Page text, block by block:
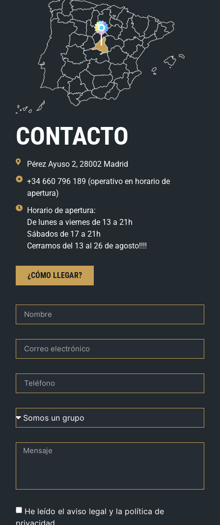
CONTACTO
Pérez Ayuso 2, 28002 Madrid
+34 660 796 189 (operativo en horario de
apertura)
Horario de apertura:
De lunes a viernes de 13 a 21h
Sábados de 17 a 21h
Cerramos del 13 al 26 de agosto!!!!
¿CÓMO LLEGAR?
He leído el aviso legal y la política de
privacidad